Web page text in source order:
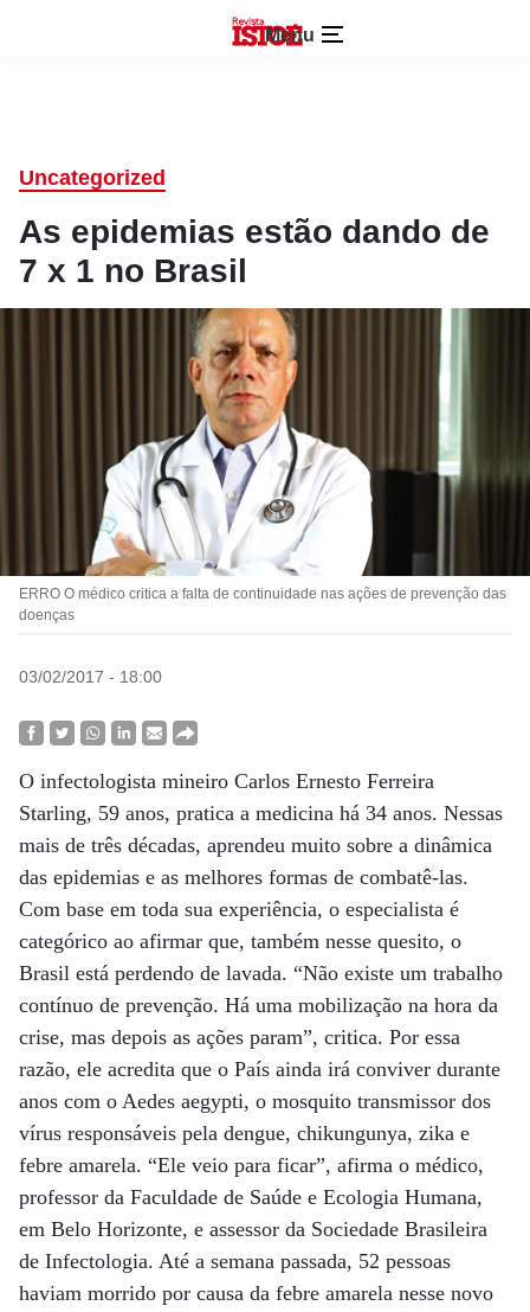
Menu
Uncategorized
As epidemias estão dando de
7 x 1 no Brasil
ERRO O médico critica a falta de continuidade nas ações de prevenção das
doenças
03/02/2017 - 18:00
O infectologista mineiro Carlos Ernesto Ferreira
Starling, 59 anos, pratica a medicina há 34 anos. Nessas
mais de três décadas, aprendeu muito sobre a dinâmica
das epidemias e as melhores formas de combatê-las.
Com base em toda sua experiência, o especialista é
categórico ao afirmar que, também nesse quesito, o
Brasil está perdendo de lavada. “Não existe um trabalho
contínuo de prevenção. Há uma mobilização na hora da
crise, mas depois as ações param”, critica. Por essa
razão, ele acredita que o País ainda irá conviver durante
anos com o Aedes aegypti, o mosquito transmissor dos
vírus responsáveis pela dengue, chikungunya, zika e
febre amarela. “Ele veio para ficar”, afirma o médico,
professor da Faculdade de Saúde e Ecologia Humana,
em Belo Horizonte, e assessor da Sociedade Brasileira
de Infectologia. Até a semana passada, 52 pessoas
haviam morrido por causa da febre amarela nesse novo